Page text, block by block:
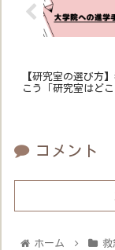
【研究室の選び方
こう「研究室はどこ
コメント
ホーム 救